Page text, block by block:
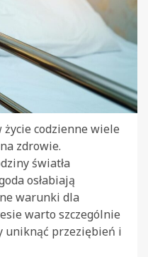
codzienne wiele
zdrowie.
światła
osłabiają
warunki dla
warto szczególnie
uniknąć przeziębień i